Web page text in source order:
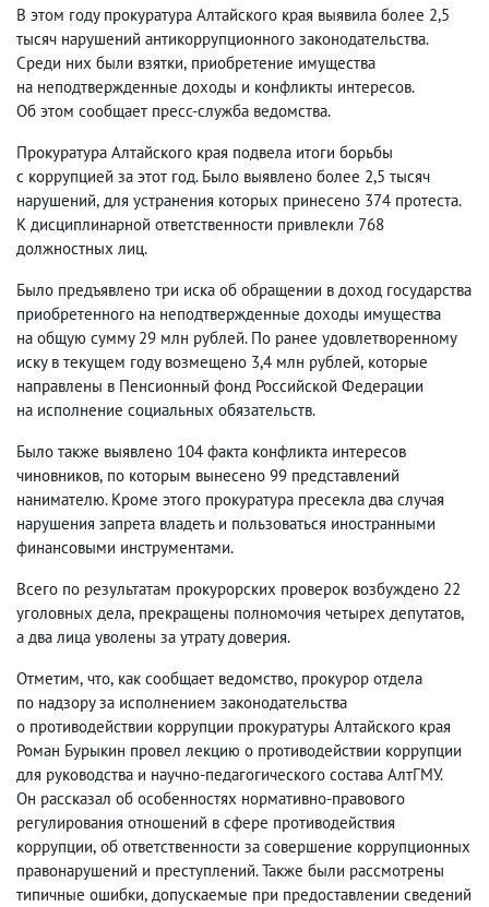
В этом году прокуратура Алтайского края выявила более 2,5
тысяч нарушений антикоррупционного законодательства.
Среди них были взятки, приобретение имущества
на неподтвержденные доходы и конфликты интересов.
Об этом сообщает пресс-служба ведомства.
Прокуратура Алтайского края подвела итоги борьбы
с коррупцией за этот год. Было выявлено более 2,5 тысяч
нарушений, для устранения которых принесено 374 протеста.
К дисциплинарной ответственности привлекли 768
должностных лиц.
Было предъявлено три иска об обращении в доход государства
приобретенного на неподтвержденные доходы имущества
на общую сумму 29 млн рублей. По ранее удовлетворенному
иску в текущем году возмещено 3,4 млн рублей, которые
направлены в Пенсионный фонд Российской Федерации
на исполнение социальных обязательств.
Было также выявлено 104 факта конфликта интересов
чиновников, по которым вынесено 99 представлений
нанимателю. Кроме этого прокуратура пресекла два случая
нарушения запрета владеть и пользоваться иностранными
финансовыми инструментами.
Всего по результатам прокурорских проверок возбуждено 22
уголовных дела, прекращены полномочия четырех депутатов,
а два лица уволены за утрату доверия.
Отметим, что, как сообщает ведомство, прокурор отдела
по надзору за исполнением законодательства
о противодействии коррупции прокуратуры Алтайского края
Роман Бурыкин провел лекцию о противодействии коррупции
для руководства и научно-педагогического состава АлтГМУ.
Он рассказал об особенностях нормативно-правового
регулирования отношений в сфере противодействия
коррупции, об ответственности за совершение коррупционных
правонарушений и преступлений. Также были рассмотрены
типичные ошибки, допускаемые при предоставлении сведений